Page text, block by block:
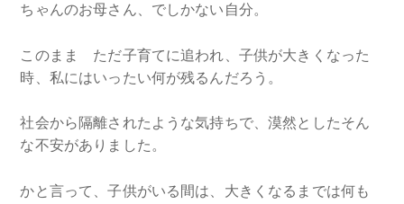
ちゃんのお母さん、でしかない自分。
このまま ただ子育てに追われ、子供が大きくなった
時、私にはいったい何が残るんだろう。
社会から隔離されたような気持ちで、漠然としたそん
な不安がありました。
かと言って、子供がいる間は、大きくなるまでは何も